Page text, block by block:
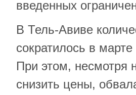
введенных
В Тель-Авиве
сократилось в
При этом, несмотря
снизить цены,